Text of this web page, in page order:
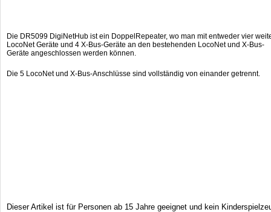
Die DR5099 DigiNetHub ist ein DoppelRepeater, wo man mit entweder vier
LocoNet Geräte und 4 X-Bus-Geräte an den bestehenden LocoNet und X-Bus-
Geräte angeschlossen werden können.
Die 5 LocoNet und X-Bus-Anschlüsse sind vollständig von einander getrennt.
Dieser Artikel ist für Personen ab 15 Jahre geeignet und kein